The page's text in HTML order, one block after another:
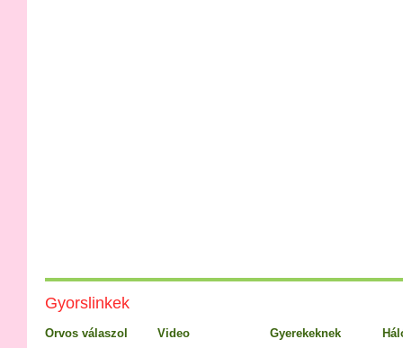
Gyorslinkek
Orvos válaszol Video Gyerekeknek